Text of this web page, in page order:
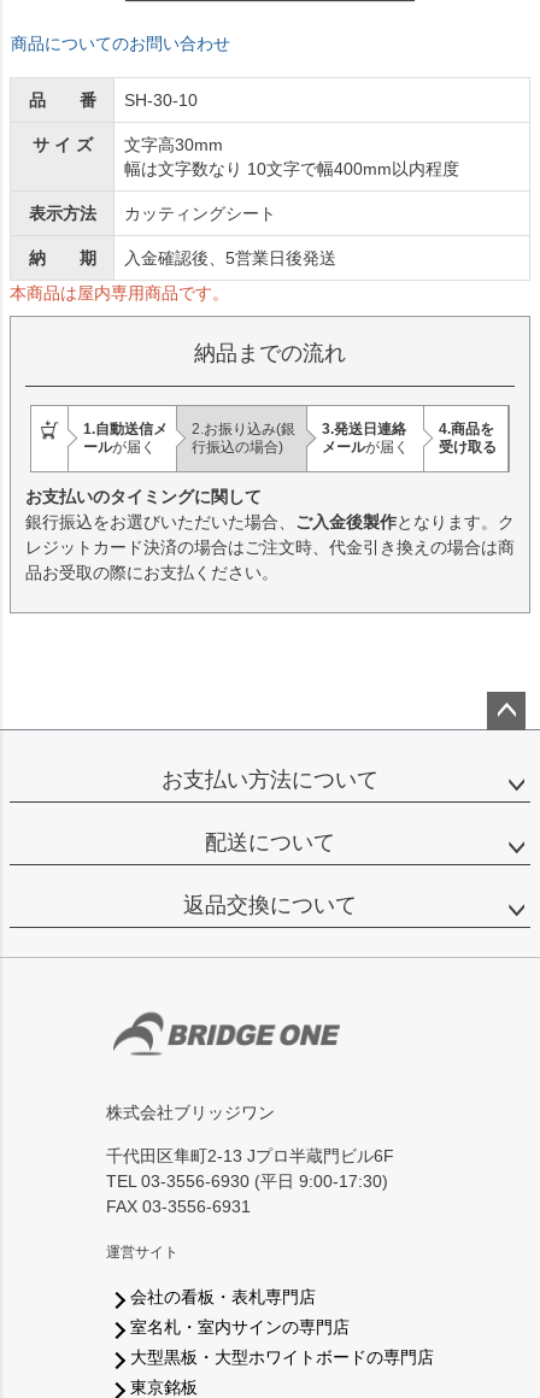
商品についてのお問い合わせ
品 番 SH-30-10
サ イ ズ
文字高30mm
幅は文字数なり 10文字で幅400mm以内程度
表示方法 カッティングシート
納 期
入金確認後、5営業日後発送
本商品は屋内専用商品です。
納品までの流れ
1.自動送信メ
ールが届く
2.お振り込み(銀
行振込の場合)
3.発送日連絡
メールが届く
4.商品を
受け取る
お支払いのタイミングに関して
銀行振込をお選びいただいた場合、 ご入金後製作となります。ク
レジットカード決済の場合はご注文時、代金引き換えの場合は商
品お受取の際にお支払ください。
ップ
お支払い方法について
配送について
返品交換について
株式会社ブリッジワン
千代田区隼町2-13 Jプロ半蔵門ビル6F
TEL 03-3556-6930 (平日 9:00-17:30)
FAX 03-3556-6931
運営サイト
会社の看板・表札専門店
室名札・室内サインの専門店
大型黒板・大型ホワイトボードの専門店
東京銘板